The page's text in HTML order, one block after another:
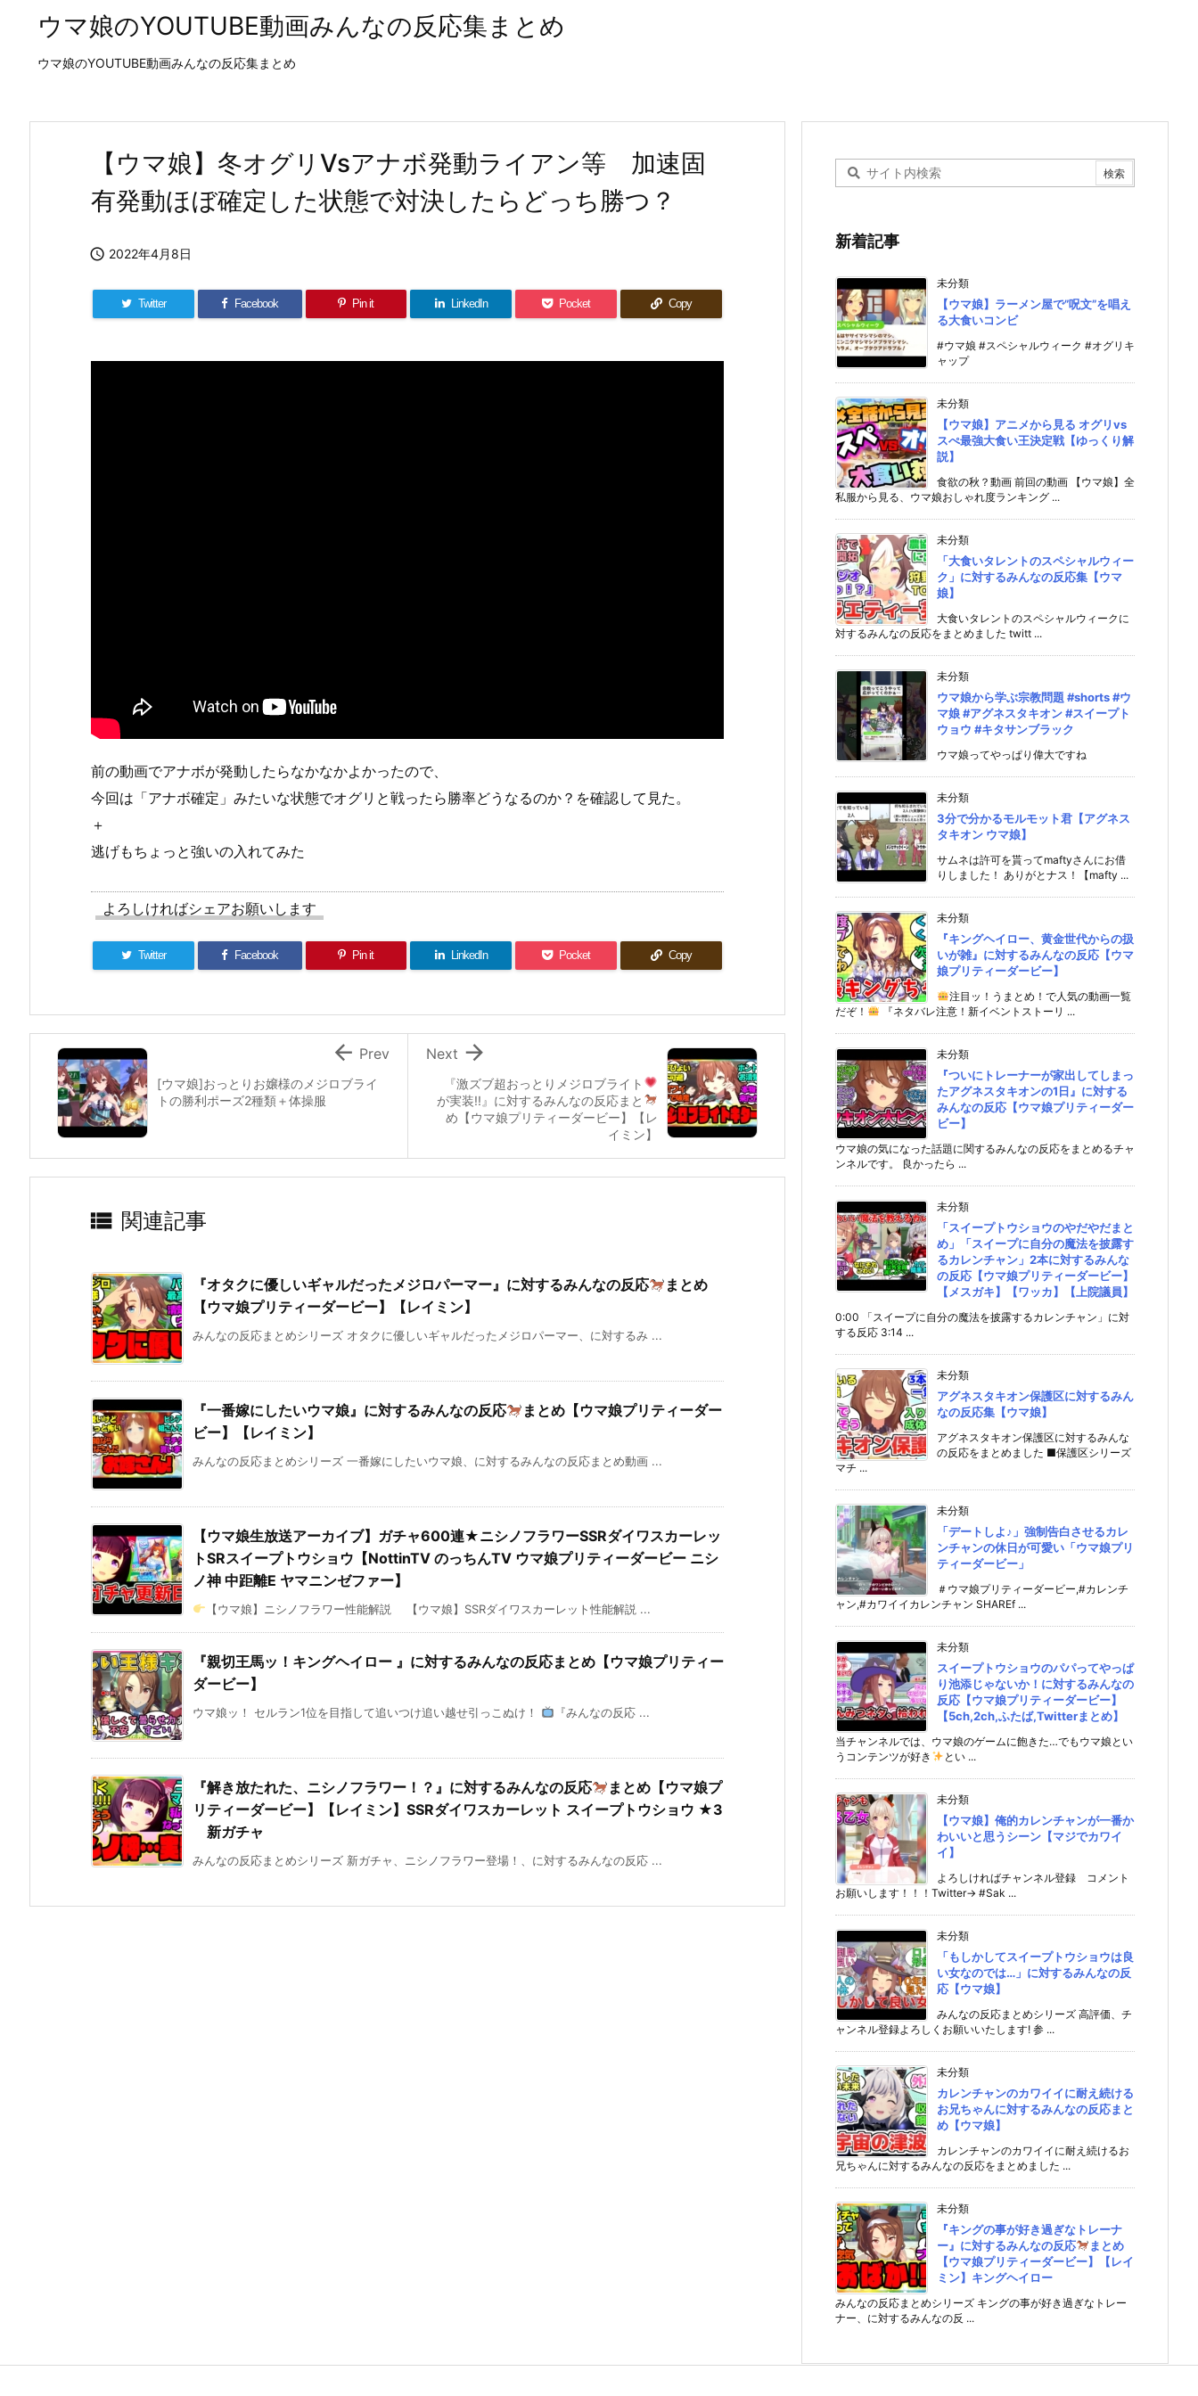
ウマ娘のYOUTUBE動画みんなの反応集まとめ
ウマ娘のYOUTUBE動画みんなの反応集まとめ
【ウマ娘】冬オグリVsアナボ発動ライアン等 加速固
有発動ほぼ確定した状態で対決したらどっち勝つ？
 2022年4月8日
Twitter Facebook Pin it LinkedIn Pocket Copy
前の動画でアナボが発動したらなかなかよかったので、
今回は「アナボ確定」みたいな状態でオグリと戦ったら勝率どうなるのか？を確認して見た。
＋
逃げもちょっと強いの入れてみた
よろしければシェアお願いします
Twitter Facebook Pin it LinkedIn Pocket Copy
『激ズブ超おっとり メジロブライト
が実装!!』に対するみんなの反応まと
め【ウマ娘プリティーダービー】【レ
イミン】

Next
[ウマ娘]おっとりお嬢様のメジロブライ
トの勝利ポーズ2種類＋体操服
 Prev
 関連記事
『オタクに優しいギャルだったメジロパーマー』に対するみんなの反応
まとめ
【ウマ娘プリティーダービー】【レイミン】
みんなの反応まとめシリーズ オタクに優しいギャルだったメジロパーマー、に対するみ ...
『一番嫁にしたいウマ娘』に対するみんなの反応
まとめ【ウマ娘プリティーダー
ビー】【レイミン】
みんなの反応まとめシリーズ 一番嫁にしたいウマ娘、に対するみんなの反応まとめ動画 ...
【ウマ娘生放送アーカイブ】ガチャ600連★ニシノフラワーSSRダイワスカーレッ
トSRスイープトウショウ【NottinTV のっちんTV ウマ娘プリティーダービー ニシ
ノ神 中距離E ヤマニンゼファー】
【ウマ娘】ニシノフラワー性能解説 【ウマ娘】SSRダイワスカーレット性能解説 ...
『親切王馬ッ！キングヘイロー 』に対するみんなの反応まとめ【ウマ娘プリティー
ダービー】
ウマ娘ッ！ セルラン1位を目指して追いつけ追い越せ引っこぬけ！ 『みんなの反応 ...
『解き放たれた、ニシノフラワー！？』に対するみんなの反応
まとめ【ウマ娘プ
リティーダービー】【レイミン】SSRダイワスカーレット スイープトウショウ ★3
新ガチャ
みんなの反応まとめシリーズ 新ガチャ、ニシノフラワー登場！、に対するみんなの反応 ...
新着記事
未分類
【ウマ娘】ラーメン屋で”呪文”を唱え
る大食いコンビ
#ウマ娘 #スペシャルウィーク #オグリキ
ャップ
未分類
【ウマ娘】アニメから見る オグリvs
スぺ最強大食い王決定戦【ゆっくり解
説】
食欲の秋？動画 前回の動画 【ウマ娘】全
私服から見る、ウマ娘おしゃれ度ランキング ...
未分類
「大食いタレントのスペシャルウィー
ク」に対するみんなの反応集【ウマ
娘】
大食いタレントのスペシャルウィークに
対するみんなの反応をまとめました twitt ...
未分類
ウマ娘から学ぶ宗教問題 #shorts #ウ
マ娘 #アグネスタキオン #スイープト
ウョウ #キタサンブラック
ウマ娘ってやっぱり偉大ですね
未分類
3分で分かるモルモット君【アグネス
タキオン ウマ娘】
サムネは許可を貰ってmaftyさんにお借
りしました！ ありがとナス！【mafty ...
未分類
『キングヘイロー、黄金世代からの扱
いが雑』に対するみんなの反応【ウマ
娘プリティーダービー】
注目ッ！うまとめ！で人気の動画一覧
だぞ！
『ネタバレ注意！新イベントストーリ ...
未分類
『ついにトレーナーが家出してしまっ
たアグネスタキオンの1日』に対する
みんなの反応【ウマ娘プリティーダー
ビー】
ウマ娘の気になった話題に関するみんなの反応をまとめるチャ
ンネルです。 良かったら ...
未分類
「スイープトウショウのやだやだまと
め」「スイープに自分の魔法を披露す
るカレンチャン」2本に対するみんな
の反応【ウマ娘プリティーダービー】
【メスガキ】【ワッカ】【上院議員】
0:00 「スイープに自分の魔法を披露するカレンチャン」に対
する反応 3:14 ...
未分類
アグネスタキオン保護区に対するみん
なの反応集【ウマ娘】
アグネスタキオン保護区に対するみんな
の反応をまとめました ■保護区シリーズ
マチ ...
未分類
「デートしよ♪」強制告白させるカレ
ンチャンの休日が可愛い「ウマ娘プリ
ティーダービー」
＃ウマ娘プリティーダービー,#カレンチ
ャン,#カワイイカレンチャン SHAREf ...
未分類
スイープトウショウのパパってやっぱ
り池添じゃないか！に対するみんなの
反応【ウマ娘プリティーダービー】
【5ch,2ch,ふたば,Twitterまとめ】
当チャンネルでは、ウマ娘のゲームに飽きた…でもウマ娘とい
うコンテンツが好き
とい ...
未分類
【ウマ娘】俺的カレンチャンが一番か
わいいと思うシーン【マジでカワイ
イ】
よろしければチャンネル登録 コメント
お願いします！！！Twitter→ #Sak ...
未分類
「もしかしてスイープトウショウは良
い女なのでは…」に対するみんなの反
応【ウマ娘】
みんなの反応まとめシリーズ 高評価、チ
ャンネル登録よろしくお願いいたします! 参 ...
未分類
カレンチャンのカワイイに耐え続ける
お兄ちゃんに対するみんなの反応まと
め【ウマ娘】
カレンチャンのカワイイに耐え続けるお
兄ちゃんに対するみんなの反応をまとめました ...
未分類
『キングの事が好き過ぎなトレーナ
ー』に対するみんなの反応
まとめ
【ウマ娘プリティーダービー】【レイ
ミン】キングヘイロー
みんなの反応まとめシリーズ キングの事が好き過ぎなトレー
ナー、に対するみんなの反 ...